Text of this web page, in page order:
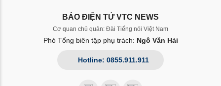
BÁO ĐIỆN TỬ VTC NEWS
Cơ quan chủ quản: Đài Tiếng nói Việt Nam
Phó Tổng biên tập phụ trách: Ngô Văn Hải
Hotline: 0855.911.911